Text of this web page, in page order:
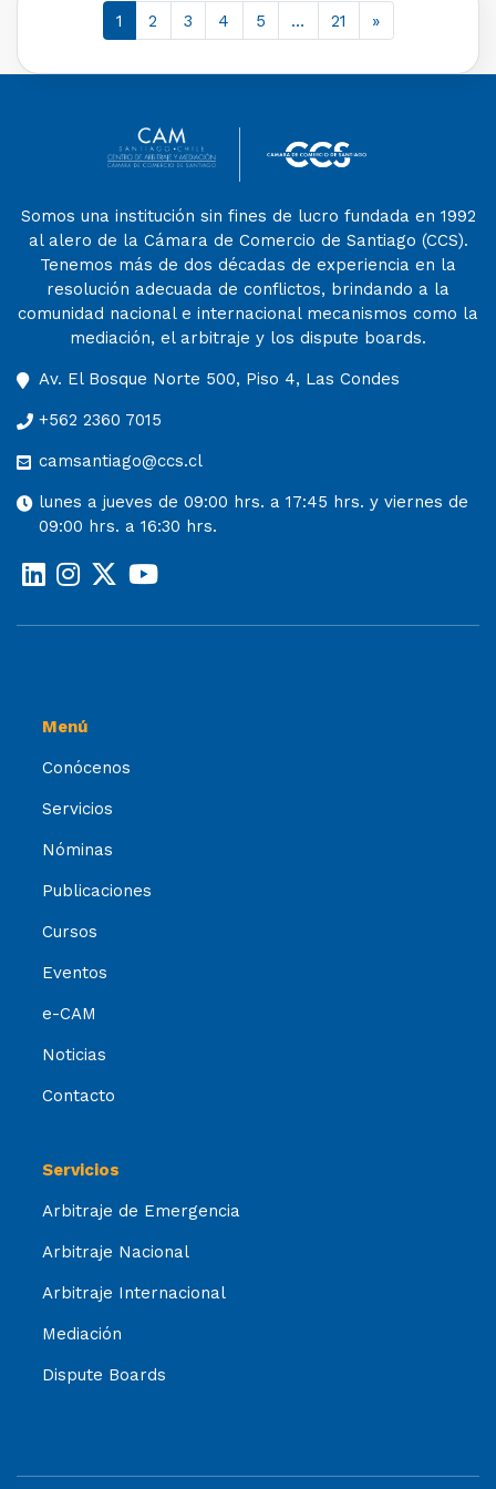
1 2 3 4 5 … 21 »
Somos una institución sin fines de lucro fundada en 1992
al alero de la Cámara de Comercio de Santiago (CCS).
Tenemos más de dos décadas de experiencia en la
resolución adecuada de conflictos, brindando a la
comunidad nacional e internacional mecanismos como la
mediación, el arbitraje y los dispute boards.
Av. El Bosque Norte 500, Piso 4, Las Condes
+562 2360 7015
camsantiago@ccs.cl
lunes a jueves de 09:00 hrs. a 17:45 hrs. y viernes de
09:00 hrs. a 16:30 hrs.
Menú
Conócenos
Servicios
Nóminas
Publicaciones
Cursos
Eventos
e-CAM
Noticias
Contacto
Servicios
Arbitraje de Emergencia
Arbitraje Nacional
Arbitraje Internacional
Mediación
Dispute Boards